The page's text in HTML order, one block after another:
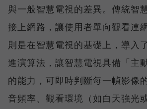
與一般智慧電視的差異。傳統智
接上網路，讓使用者單向觀看連
則是在智慧電視的基礎上，導入
進演算法，讓智慧電視具備「主
的能力，可即時判斷每一幀影像
音頻率、觀看環境（如白天強光